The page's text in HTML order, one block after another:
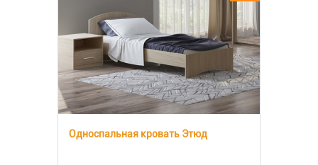
Односпальная кровать Этюд